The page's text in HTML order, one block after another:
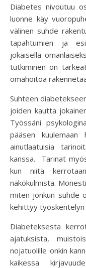
Diabetes nivoutuu
luonne käy
välinen suhde
tapahtumien ja
jokaisella
tutkiminen on
omahoitoa
Suhteen
joiden kautta
Työssäni
pääsen kuulemaan
ainutlaatuisia
kanssa. Tarinat
kun niitä
näkökulmista.
miten jonkun suhde
kehittyy työskentelyn
Diabeteksesta
ajatuksista,
nojatuolille onkin
kaikessa